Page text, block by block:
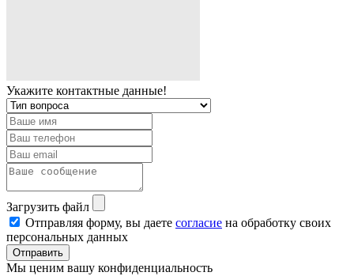
Укажите контактные данные!
Загрузить файл
Отправляя форму, вы даете согласие на обработку своих
персональных данных
Отправить
Мы ценим вашу конфиденциальность